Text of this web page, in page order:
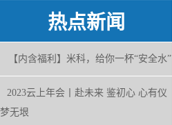
热点新闻
【内含福利】米科，给你一杯“安全水”
2023云上年会丨赴未来 鉴初心 心有仪
梦无垠